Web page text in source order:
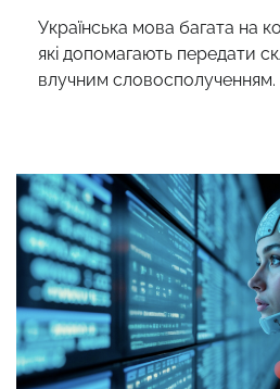
Українська мова багата на
які допомагають передати
влучним словосполученням.